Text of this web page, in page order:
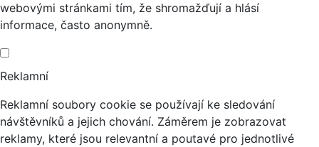
webovými stránkami tím, že shromažďují a hlásí
informace, často anonymně.
Reklamní
Reklamní soubory cookie se používají ke sledování
návštěvníků a jejich chování. Záměrem je zobrazovat
reklamy, které jsou relevantní a poutavé pro jednotlivé